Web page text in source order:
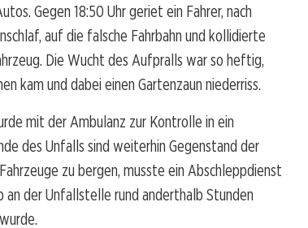
Gegen 18:50 Uhr geriet ein Fahrer, nach
auf die falsche Fahrbahn und kollidierte
Die Wucht des Aufpralls war so heftig,
kam und dabei einen Gartenzaun niederriss.
mit der Ambulanz zur Kontrolle in ein
des Unfalls sind weiterhin Gegenstand der
zu bergen, musste ein Abschleppdienst
der Unfallstelle rund anderthalb Stunden